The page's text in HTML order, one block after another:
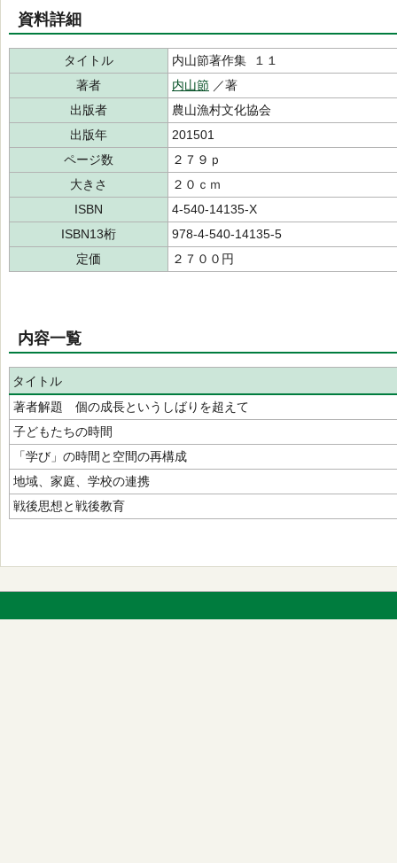
資料詳細
タイトル
内山節著作集 １１
著者
内山節 ／著
出版者
農山漁村文化協会
出版年
201501
ページ数
２７９ｐ
大きさ
２０ｃｍ
ISBN
4-540-14135-X
ISBN13桁
978-4-540-14135-5
定価
２７００円
内容一覧
タイトル
著者解題 個の成長というしばりを超えて
子どもたちの時間
「学び」の時間と空間の再構成
地域、家庭、学校の連携
戦後思想と戦後教育